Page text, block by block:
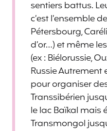
sentiers battus.
c’est l’ensemble
Pétersbourg,
d’or…) et même
(ex : Biélorussie,
Russie
pour organiser
Transsibérien
le lac Baïkal mais
Transmongol